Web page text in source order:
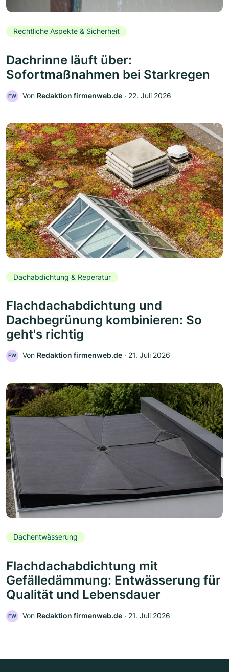
Rechtliche Aspekte & Sicherheit
Dachrinne läuft über:
Sofortmaßnahmen bei Starkregen
FW Von Redaktion firmenweb.de ‧ 22. Juli 2026
Dachabdichtung & Reperatur
Flachdachabdichtung und
Dachbegrünung kombinieren: So
geht's richtig
FW Von Redaktion firmenweb.de ‧ 21. Juli 2026
Dachentwässerung
Flachdachabdichtung mit
Gefälledämmung: Entwässerung für
Qualität und Lebensdauer
FW Von Redaktion firmenweb.de ‧ 21. Juli 2026